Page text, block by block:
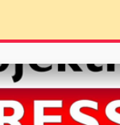
Yapıldı!